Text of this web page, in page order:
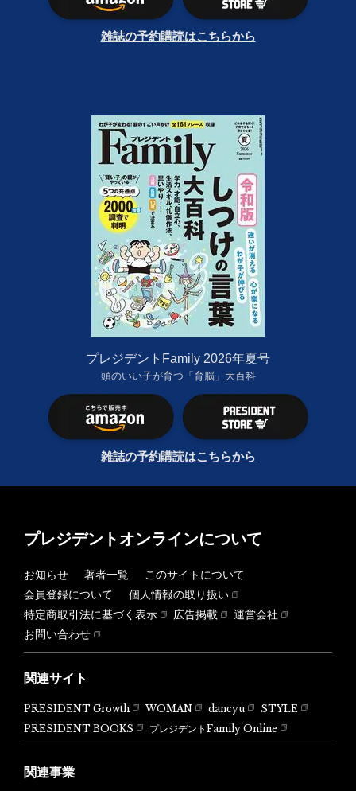
雑誌の予約購読はこちらから
プレジデントFamily 2026年夏号
頭のいい子が育つ「育脳」大百科
雑誌の予約購読はこちらから
プレジデントオンラインについて
お知らせ 著者一覧
このサイトについて
会員登録について
個人情報の取り扱い
特定商取引法に基づく表示
広告掲載
運営会社
お問い合わせ
関連サイト
PRESIDENT Growth WOMAN dancyu
STYLE
PRESIDENT BOOKS
プレジデントFamily Online
関連事業